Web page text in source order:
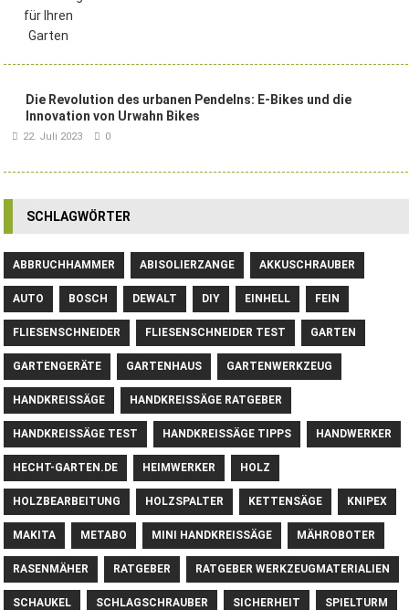
Die Revolution des urbanen Pendelns: E-Bikes und die
Innovation von Urwahn Bikes
22. Juli 2023 0
SCHLAGWÖRTER
ABBRUCHHAMMER ABISOLIERZANGE AKKUSCHRAUBER
AUTO BOSCH DEWALT DIY EINHELL FEIN
FLIESENSCHNEIDER FLIESENSCHNEIDER TEST GARTEN
GARTENGERÄTE GARTENHAUS GARTENWERKZEUG
HANDKREISSÄGE HANDKREISSÄGE RATGEBER
HANDKREISSÄGE TEST HANDKREISSÄGE TIPPS HANDWERKER
HECHT-GARTEN.DE HEIMWERKER HOLZ
HOLZBEARBEITUNG HOLZSPALTER KETTENSÄGE KNIPEX
MAKITA METABO MINI HANDKREISSÄGE MÄHROBOTER
RASENMÄHER RATGEBER RATGEBER WERKZEUGMATERIALIEN
SCHAUKEL SCHLAGSCHRAUBER SICHERHEIT SPIELTURM